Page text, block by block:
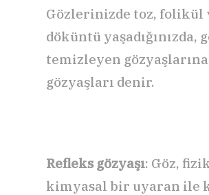
Gözlerinizde toz, folikül
döküntü yaşadığınızda,
temizleyen
gözyaşları denir.
Refleks gözyaşı: Göz,
kimyasal bir uyaran ile